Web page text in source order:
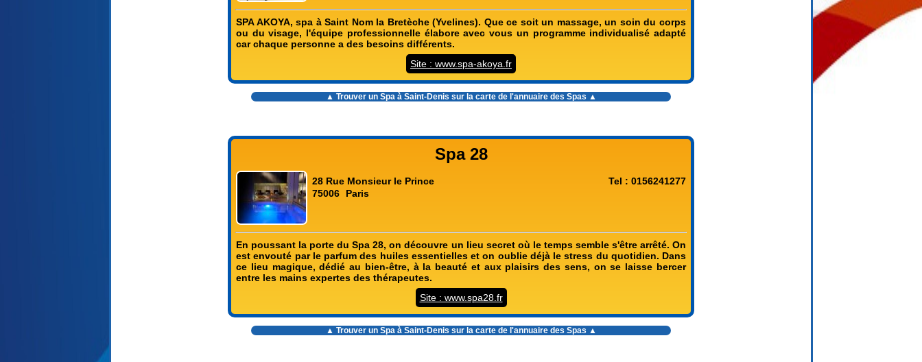
SPA AKOYA, spa à Saint Nom la Bretèche (Yvelines). Que ce soit un massage, un soin du corps
ou du visage, l'équipe professionnelle élabore avec vous un programme individualisé adapté
car chaque personne a des besoins différents.
Site : www.spa-akoya.fr
▲ Trouver un Spa à Saint-Denis sur la carte de l'annuaire des Spas ▲
Spa 28
28 Rue Monsieur le Prince
75006
Paris
Tel : 0156241277
En poussant la porte du Spa 28, on découvre un lieu secret où le temps semble s'être arrêté. On
est envouté par le parfum des huiles essentielles et on oublie déjà le stress du quotidien. Dans
ce lieu magique, dédié au bien-être, à la beauté et aux plaisirs des sens, on se laisse bercer
entre les mains expertes des thérapeutes.
Site : www.spa28.fr
▲ Trouver un Spa à Saint-Denis sur la carte de l'annuaire des Spas ▲